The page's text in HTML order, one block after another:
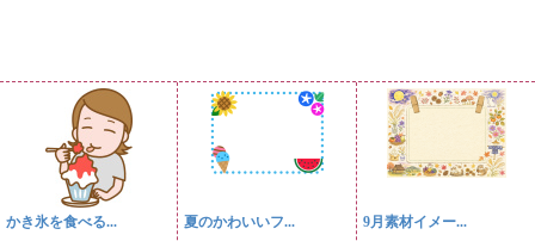
かき氷を食べる... 夏のかわいいフ... 9月素材イメー...